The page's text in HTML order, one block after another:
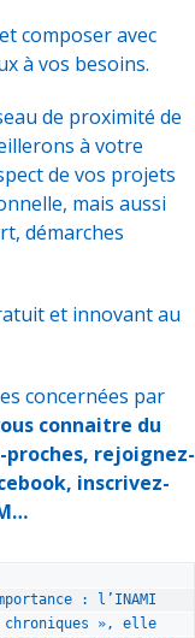
composer avec
à vos besoins.
de proximité de
à votre
de vos projets
mais aussi
démarches
et innovant au
concernées par
connaitre du
rejoignez-
inscrivez-
: l’INAMI
», elle